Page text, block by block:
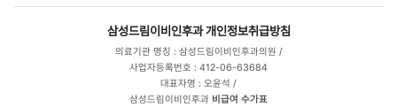
삼성드림이비인후과 개인정보취급방침
의료기관 명칭 : 삼성드림이비인후과의원 /
사업자등록번호 : 412-06-63684
대표자명 : 오윤석 /
삼성드림이비인후과 비급여 수가표